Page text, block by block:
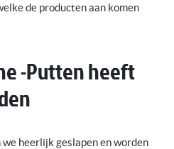
de producten aan komen
-Putten heeft
heerlijk geslapen en worden